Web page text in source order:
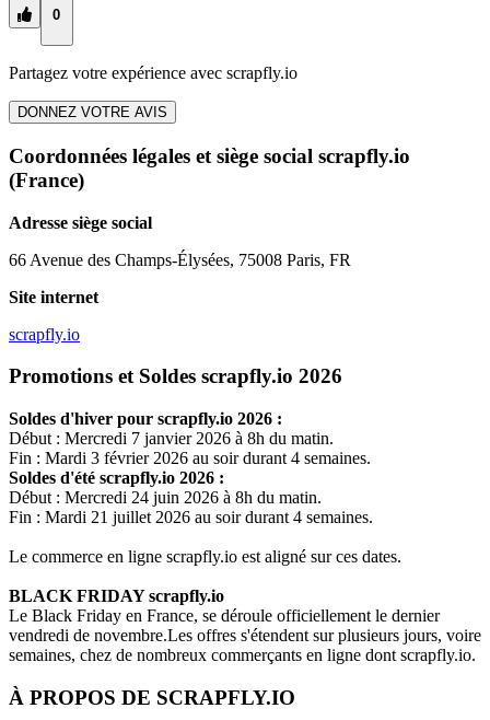
0
Partagez votre expérience avec scrapfly.io
DONNEZ VOTRE AVIS
Coordonnées légales et siège social scrapfly.io
(France)
Adresse siège social
66 Avenue des Champs-Élysées, 75008 Paris, FR
Site internet
scrapfly.io
Promotions et Soldes scrapfly.io 2026
Soldes d'hiver pour scrapfly.io 2026 :
Début : Mercredi 7 janvier 2026 à 8h du matin.
Fin : Mardi 3 février 2026 au soir durant 4 semaines.
Soldes d'été scrapfly.io 2026 :
Début : Mercredi 24 juin 2026 à 8h du matin.
Fin : Mardi 21 juillet 2026 au soir durant 4 semaines.
Le commerce en ligne scrapfly.io est aligné sur ces dates.
BLACK FRIDAYscrapfly.io
Le Black Friday en France, se déroule officiellement le dernier
vendredi de novembre.Les offres s'étendent sur plusieurs jours, voire
semaines, chez de nombreux commerçants en ligne dont scrapfly.io.
À PROPOS DE SCRAPFLY.IO